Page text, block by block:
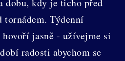
dobu, kdy je ticho před
Týdenní
jasně - užívejme si
radosti abychom se